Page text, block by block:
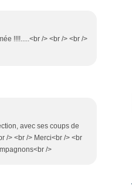
!!!!.....<br /> <br /> <br />
avec ses coups de
/> <br /> Merci<br /> <br
/>